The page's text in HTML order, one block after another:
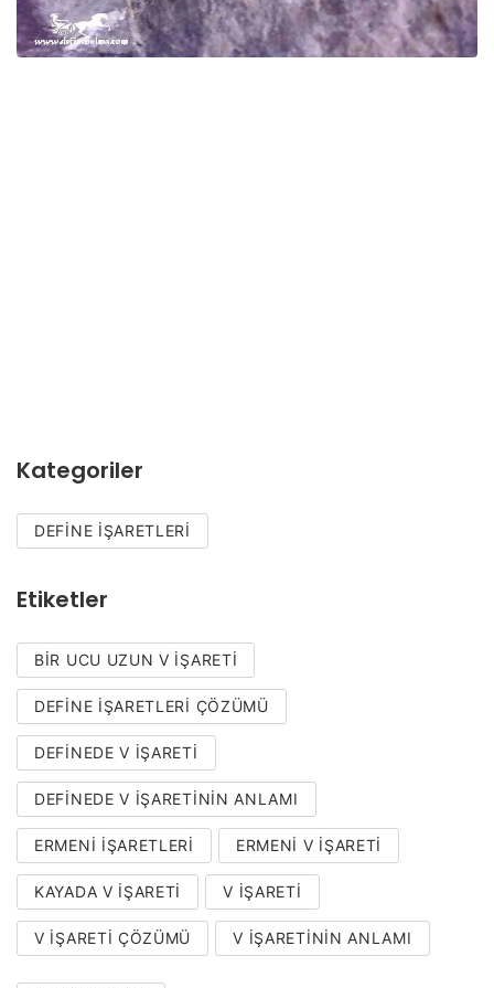
Kategoriler
DEFINE İŞARETLERI
Etiketler
BIR UCU UZUN V IŞARETI
DEFINE IŞARETLERI ÇÖZÜMÜ
DEFINEDE V İŞARETI
DEFINEDE V IŞARETININ ANLAMI
ERMENI IŞARETLERI ERMENI V IŞARETI
KAYADA V IŞARETI V IŞARETI
V IŞARETI ÇÖZÜMÜ V IŞARETININ ANLAMI